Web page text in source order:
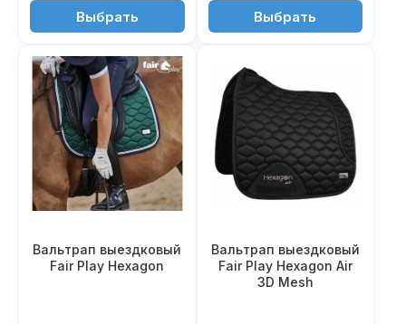
3'850 ₽Выбрать 2'550 ₽Выбрать
Вальтрап выездковый
Fair Play Hexagon
Вальтрап выездковый
Fair Play Hexagon Air
3D Mesh